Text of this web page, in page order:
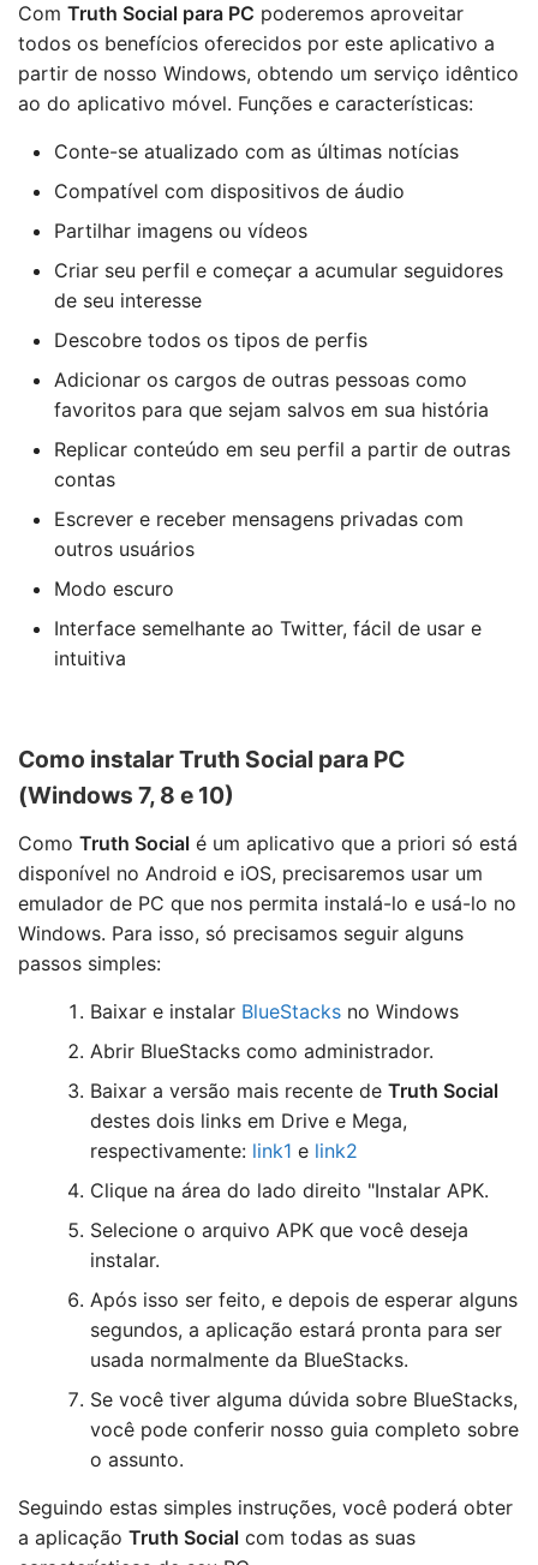
Com Truth Social para PC poderemos aproveitar
todos os benefícios oferecidos por este aplicativo a
partir de nosso Windows, obtendo um serviço idêntico
ao do aplicativo móvel. Funções e características:
Conte-se atualizado com as últimas notícias
Compatível com dispositivos de áudio
Partilhar imagens ou vídeos
Criar seu perfil e começar a acumular seguidores
de seu interesse
Descobre todos os tipos de perfis
Adicionar os cargos de outras pessoas como
favoritos para que sejam salvos em sua história
Replicar conteúdo em seu perfil a partir de outras
contas
Escrever e receber mensagens privadas com
outros usuários
Modo escuro
Interface semelhante ao Twitter, fácil de usar e
intuitiva
Como instalar Truth Social para PC
(Windows 7, 8 e 10)
Como Truth Social é um aplicativo que a priori só está
disponível no Android e iOS, precisaremos usar um
emulador de PC que nos permita instalá-lo e usá-lo no
Windows. Para isso, só precisamos seguir alguns
passos simples:
Baixar e instalar BlueStacks no Windows
Abrir BlueStacks como administrador.
Baixar a versão mais recente de Truth Social
destes dois links em Drive e Mega,
respectivamente: link1 e link2
Clique na área do lado direito "Instalar APK.
Selecione o arquivo APK que você deseja
instalar.
Após isso ser feito, e depois de esperar alguns
segundos, a aplicação estará pronta para ser
usada normalmente da BlueStacks.
Se você tiver alguma dúvida sobre BlueStacks,
você pode conferir nosso guia completo sobre
o assunto.
Seguindo estas simples instruções, você poderá obter
a aplicação Truth Social com todas as suas